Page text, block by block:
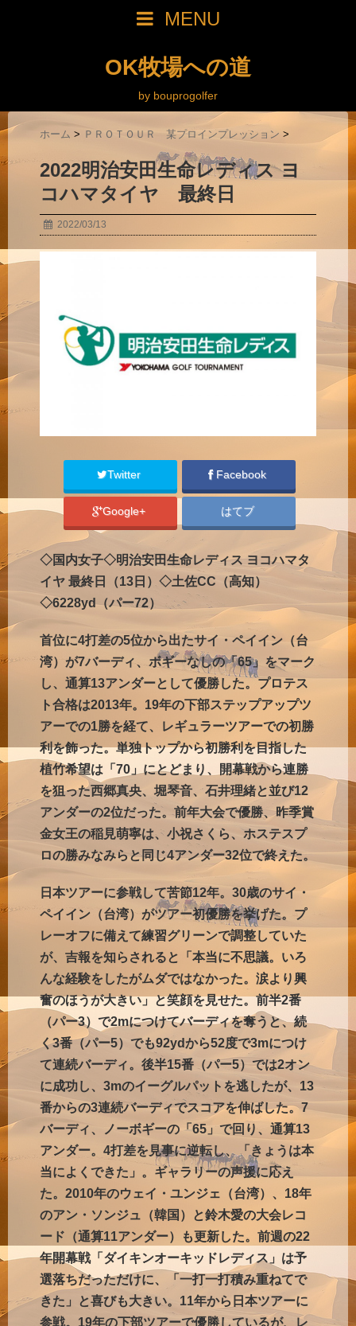
MENU
OK牧場への道
by bouprogolfer
ホーム > ＰＲＯＴＯＵＲ 某プロインプレッション >
2022明治安田生命レディス ヨ
コハマタイヤ 最終日
2022/03/13
Twitter Facebook
Google+ はてブ
◇国内女子◇明治安田生命レディス ヨコハマタ
イヤ 最終日（13日）◇土佐CC（高知）
◇6228yd（パー72）
首位に4打差の5位から出たサイ・ペイイン（台
湾）が7バーディ、ボギーなしの「65」をマーク
し、通算13アンダーとして優勝した。プロテス
ト合格は2013年。19年の下部ステップアップツ
アーでの1勝を経て、レギュラーツアーでの初勝
利を飾った。単独トップから初勝利を目指した
植竹希望は「70」にとどまり、開幕戦から連勝
を狙った西郷真央、堀琴音、石井理緒と並び12
アンダーの2位だった。前年大会で優勝、昨季賞
金女王の稲見萌寧は、小祝さくら、ホステスプ
ロの勝みなみらと同じ4アンダー32位で終えた。
日本ツアーに参戦して苦節12年。30歳のサイ・
ペイイン（台湾）がツアー初優勝を挙げた。プ
レーオフに備えて練習グリーンで調整していた
が、吉報を知らされると「本当に不思議。いろ
んな経験をしたがムダではなかった。涙より興
奮のほうが大きい」と笑顔を見せた。前半2番
（パー3）で2mにつけてバーディを奪うと、続
く3番（パー5）でも92ydから52度で3mにつけ
て連続バーディ。後半15番（パー5）では2オン
に成功し、3mのイーグルパットを逃したが、13
番からの3連続バーディでスコアを伸ばした。7
バーディ、ノーボギーの「65」で回り、通算13
アンダー。4打差を見事に逆転し、「きょうは本
当によくできた」。ギャラリーの声援に応え
た。2010年のウェイ・ユンジェ（台湾）、18年
のアン・ソンジュ（韓国）と鈴木愛の大会レコ
ード（通算11アンダー）も更新した。前週の22
年開幕戦「ダイキンオーキッドレディス」は予
選落ちだっただけに、「一打一打積み重ねてで
きた」と喜びも大きい。11年から日本ツアーに
参戦。19年の下部ツアーで優勝しているが、レ